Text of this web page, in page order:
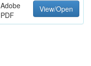
Adobe
PDF
View/Open